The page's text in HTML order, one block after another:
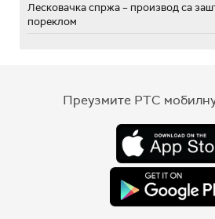
Лесковачка спржа – производ са
пореклом
Преузмите РТС